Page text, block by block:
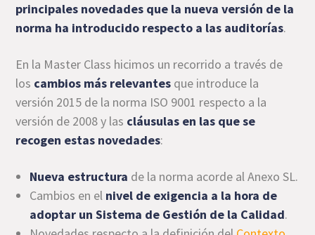
principales novedades que la nueva versión de la
norma ha introducido respecto a las auditorías.
En la Master Class hicimos un recorrido a través de
los cambios más relevantes que introduce la
versión 2015 de la norma ISO 9001 respecto a la
versión de 2008 y las cláusulas en las que se
recogen estas novedades:
Nueva estructura de la norma acorde al Anexo SL.
Cambios en el nivel de exigencia a la hora de
adoptar un Sistema de Gestión de la Calidad.